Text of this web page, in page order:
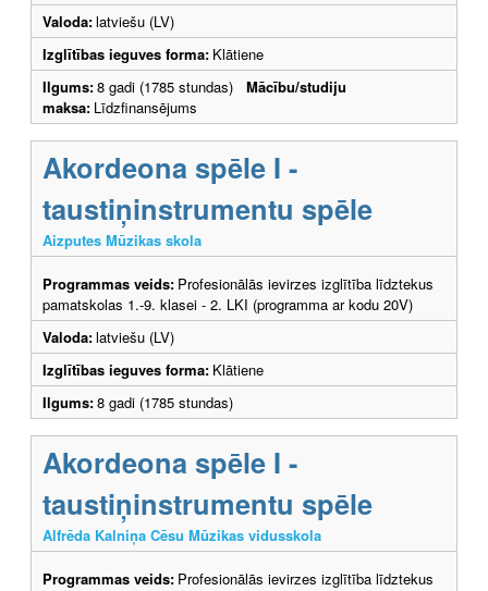
Valoda:latviešu (LV)
Izglītības ieguves forma: Klātiene
Ilgums:8 gadi (1785 stundas) Mācību/studiju
maksa: Līdzfinansējums
Akordeona spēle I -
taustiņinstrumentu spēle
Aizputes Mūzikas skola
Programmas veids: Profesionālās ievirzes izglītība līdztekus
pamatskolas 1.-9. klasei - 2. LKI (programma ar kodu 20V)
Valoda:latviešu (LV)
Izglītības ieguves forma: Klātiene
Ilgums:8 gadi (1785 stundas)
Akordeona spēle I -
taustiņinstrumentu spēle
Alfrēda Kalniņa Cēsu Mūzikas vidusskola
Programmas veids: Profesionālās ievirzes izglītība līdztekus